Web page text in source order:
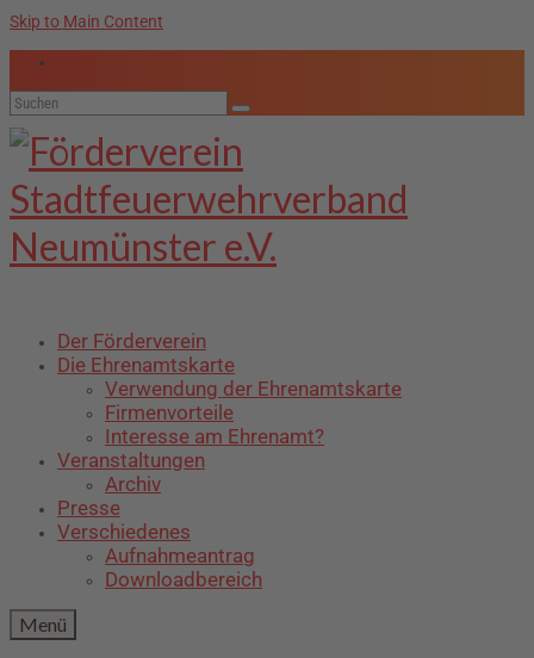
Skip to Main Content
Suche
nach:
Der Förderverein
Die Ehrenamtskarte
Verwendung der Ehrenamtskarte
Firmenvorteile
Interesse am Ehrenamt?
Veranstaltungen
Archiv
Presse
Verschiedenes
Aufnahmeantrag
Downloadbereich
Menü